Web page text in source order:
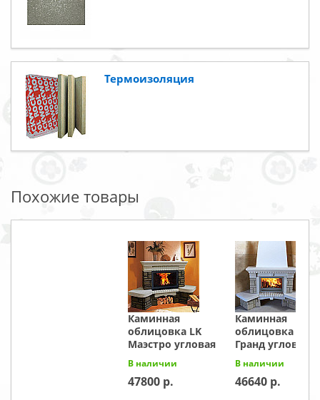
Термоизоляция
Похожие товары
Каминная
облицовка LK
Маэстро угловая
В наличии
47800
Каминная
облицовка LK
Гранд угловая
В наличии
46640